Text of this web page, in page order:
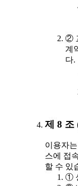
②
계
다.
제 8 조
이용자
스에 접
할 수 있
①